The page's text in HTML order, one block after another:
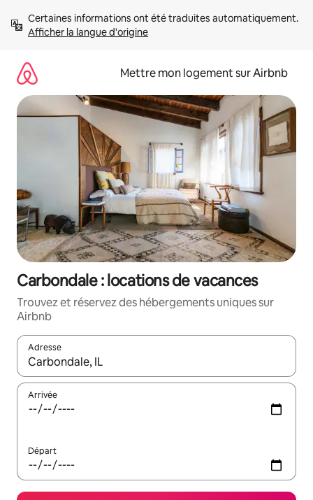
directement
Afficher la langue d'origine
Mettre mon logement sur Airbnb
Carbondale : locations de vacances
Trouvez et réservez des hébergements uniques sur
Airbnb
Adresse
Lorsque les résultats s'affichent, utilisez les flèches vers le
Arrivée
Départ